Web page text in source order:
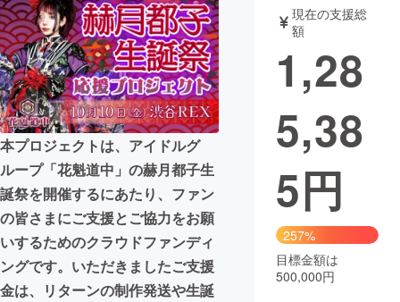
アート・写真 音楽
テクノロジー・ガジェット ゲーム・サ
映像・映画
ビジネス・起業
まちづくり・地域活性化
CAMPFIRE for Social Good
CAMPFIRE Creation
CAMPFIREふるさと納税machi-ya コミュニティ
本プロジェクトは、アイドルグ
ループ「花魁道中」の赫月都子生
誕祭を開催するにあたり、ファン
の皆さまにご支援とご協力をお願
いするためのクラウドファンディ
ングです。いただきましたご支援
金は、リターンの制作発送や生誕
現在の支援総
額
1,28
5,38
5円
257%
目標金額は
500,000円